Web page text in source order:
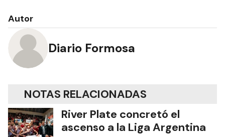
Autor
Diario Formosa
NOTAS RELACIONADAS
River Plate concretó el
ascenso a la Liga Argentina